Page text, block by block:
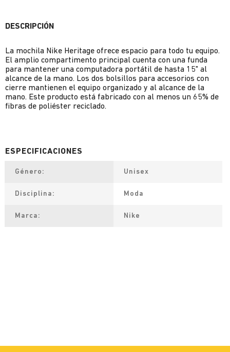
DESCRIPCIÓN
La mochila Nike Heritage ofrece espacio para todo tu equipo.
El amplio compartimento principal cuenta con una funda
para mantener una computadora portátil de hasta 15" al
alcance de la mano. Los dos bolsillos para accesorios con
cierre mantienen el equipo organizado y al alcance de la
mano. Este producto está fabricado con al menos un 65% de
fibras de poliéster reciclado.
Género Unisex
Disciplina Moda
Marca Nike